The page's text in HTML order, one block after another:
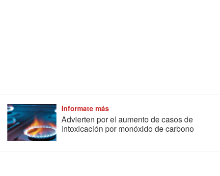
Informate más
Advierten por el aumento de casos de
intoxicación por monóxido de carbono